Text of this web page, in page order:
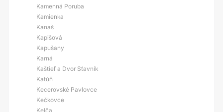
Kamenná Poruba
Kamienka
Kanaš
Kapišová
Kapušany
Karná
Kaštieľ a Dvor Sťavník
Katúň
Kecerovské Pavlovce
Kečkovce
Kelča